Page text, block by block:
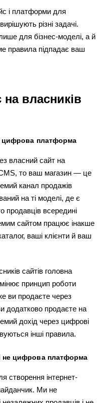
і платформи для
різні задачі.
для бізнес-моделі, а й
правила підпадає ваш
власників
цифрова платформа
власний сайт на
то ваш магазин — це
канал продажів
на ті моделі, де є
продавців всередині
сайтом працює інакше
ваші клієнти й ваш
сайтів головна
принцип роботи
ви продаєте через
додатково продаєте на
дохід через цифрові
інші правила.
не цифрова платформа
створення інтернет-
Ми не